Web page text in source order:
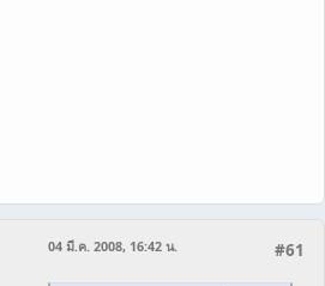
#61
04 มี.ค. 2008, 16:42 น.